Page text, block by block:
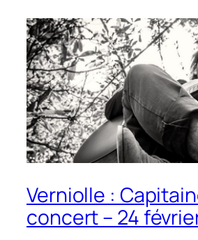
Verniolle :
concert – 24